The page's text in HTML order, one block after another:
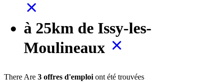
à 25km de Issy-les-
Moulineaux
There Are 3 offres d'emploi ont été trouvées